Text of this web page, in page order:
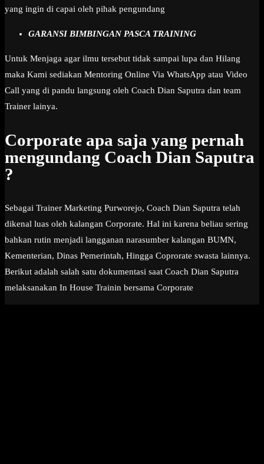
yang ingin di capai oleh pihak pengundang
GARANSI BIMBINGAN PASCA TRAINING
Untuk Menjaga agar ilmu tersebut tidak sampai lupa dan Hilang
maka Kami sediakan Mentoring Online Via WhatsApp atau Video
Call yang di pandu langsung oleh Coach Dian Saputra dan team
Trainer lainya.
Corporate apa saja yang pernah
mengundang Coach Dian Saputra
?
Sebagai Trainer Marketing Purworejo, Coach Dian Saputra telah
dikenal luas oleh kalangan Corporate. Hal ini karena beliau sering
bahkan rutin menjadi langganan narasumber kalangan BUMN,
Kementerian, Dinas Pemerintah, Hingga Coprorate swasta lainnya.
Berikut adalah salah satu dokumentasi saat Coach Dian Saputra
melaksanakan In House Trainin bersama Corporate